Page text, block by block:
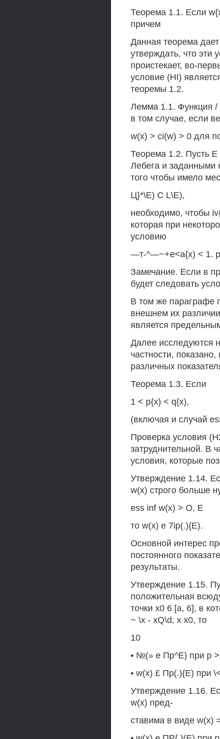
Теорема 1.1. Если
причем
Данная теорема
утверждать, что эти
проистекает, во-
условие (HI)
теоремы 1.2.
Лемма 1.1. Функция /
в том случае, если
w(x) > сi(w) > 0 для
Теорема 1.2. Пусть Е
Лебега и заданными
того чтобы имело
Ц}*\Е) С L\E),
необходимо, чтобы
которая при
условию
—т-^—~+е<а{х) < 1.
Замечание. Если в
будет следовать
В том же параграфе
внешнем их
является
Далее исследуются
частности,
различных
Теорема 1.3. Если
1 < р{х) < q{x),
(включая и случай
Проверка условия
затруднительной. В
условия, которые
Утверждение 1.14.
w(x) строго больше
ess inf w(x) > О, Е
то w(x) е 7ip(.){E).
Основной интерес
постоянного
результаты.
Утверждение 1.15.
положительная
точки х0 6 [а, 6], в
~ \х - xQ\d, х х0, то
10
• №(» е Пр^Е) при р
• w(x) £ Пр(.){Е) при
Утверждение 1.16.
w(x) пред-
ставима в виде w(x)